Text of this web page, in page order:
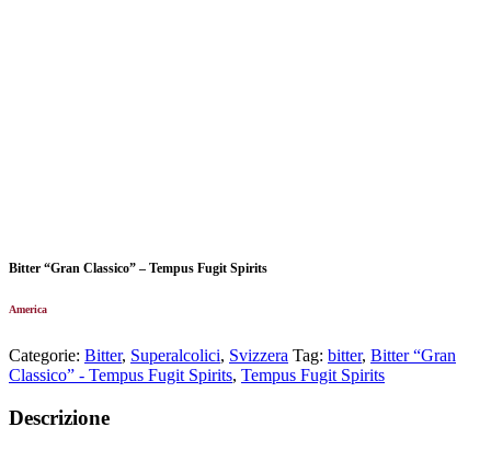
Bitter “Gran Classico” – Tempus Fugit Spirits
America
Categorie: Bitter, Superalcolici, Svizzera Tag: bitter, Bitter “Gran
Classico” - Tempus Fugit Spirits, Tempus Fugit Spirits
Descrizione